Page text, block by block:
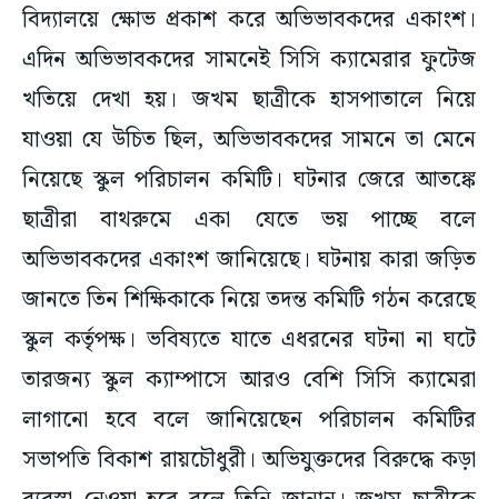
বিদ্যালয়ে ক্ষোভ প্রকাশ করে অভিভাবকদের একাংশ।
এদিন অভিভাবকদের সামনেই সিসি ক্যামেরার ফুটেজ
খতিয়ে দেখা হয়। জখম ছাত্রীকে হাসপাতালে নিয়ে
যাওয়া যে উচিত ছিল, অভিভাবকদের সামনে তা মেনে
নিয়েছে স্কুল পরিচালন কমিটি। ঘটনার জেরে আতঙ্কে
ছাত্রীরা বাথরুমে একা যেতে ভয় পাচ্ছে বলে
অভিভাবকদের একাংশ জানিয়েছে। ঘটনায় কারা জড়িত
জানতে তিন শিক্ষিকাকে নিয়ে তদন্ত কমিটি গঠন করেছে
স্কুল কর্তৃপক্ষ। ভবিষ্যতে যাতে এধরনের ঘটনা না ঘটে
তারজন্য স্কুল ক্যাম্পাসে আরও বেশি সিসি ক্যামেরা
লাগানো হবে বলে জানিয়েছেন পরিচালন কমিটির
সভাপতি বিকাশ রায়চৌধুরী।‌ অভিযুক্তদের বিরুদ্ধে কড়া